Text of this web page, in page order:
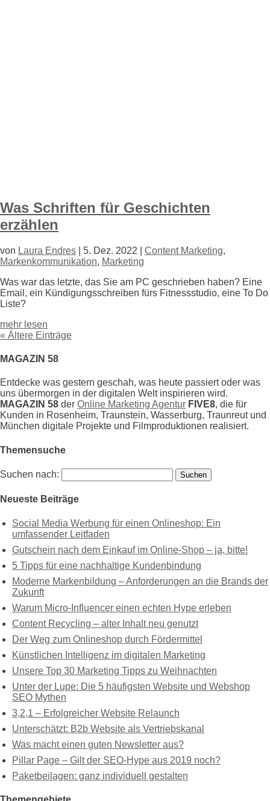
Was Schriften für Geschichten
erzählen
von Laura Endres 5. Dez. 2022 Content Marketing,
Markenkommunikation, Marketing
Was war das letzte, das Sie am PC geschrieben haben? Eine
Email, ein Kündigungsschreiben fürs Fitnessstudio, eine To Do
Liste?
mehr lesen
« Ältere Einträge
MAGAZIN 58
Entdecke was gestern geschah, was heute passiert oder was
uns übermorgen in der digitalen Welt inspirieren wird.
MAGAZIN 58 der Online Marketing Agentur FIVE8, die für
Kunden in Rosenheim, Traunstein, Wasserburg, Traunreut und
München digitale Projekte und Filmproduktionen realisiert.
Themensuche
Suchen nach:
Neueste Beiträge
Social Media Werbung für einen Onlineshop: Ein
umfassender Leitfaden
Gutschein nach dem Einkauf im Online-Shop – ja, bitte!
5 Tipps für eine nachhaltige Kundenbindung
Moderne Markenbildung – Anforderungen an die Brands der
Zukunft
Warum Micro-Influencer einen echten Hype erleben
Content Recycling – alter Inhalt neu genutzt
Der Weg zum Onlineshop durch Fördermittel
Künstlichen Intelligenz im digitalen Marketing
Unsere Top 30 Marketing Tipps zu Weihnachten
Unter der Lupe: Die 5 häufigsten Website und Webshop
SEO Mythen
3,2,1 – Erfolgreicher Website Relaunch
Unterschätzt: B2b Website als Vertriebskanal
Was macht einen guten Newsletter aus?
Pillar Page – Gilt der SEO-Hype aus 2019 noch?
Paketbeilagen: ganz individuell gestalten